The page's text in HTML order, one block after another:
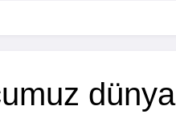
dünya